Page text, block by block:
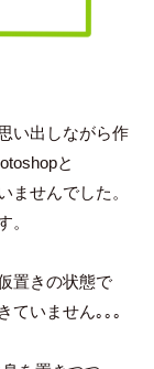
い出しながら作
と
ませんでした。
。
置きの状態で
ていません｡｡｡